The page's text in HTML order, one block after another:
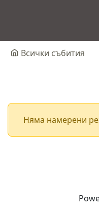
Всички събития
Няма намерени